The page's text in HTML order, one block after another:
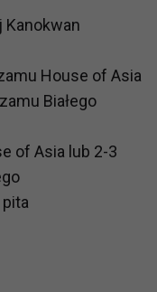
Kanokwan
House of Asia
Białego
of Asia lub 2-3